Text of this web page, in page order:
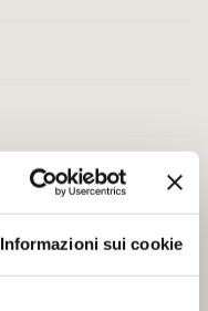
Informazioni sui cookie